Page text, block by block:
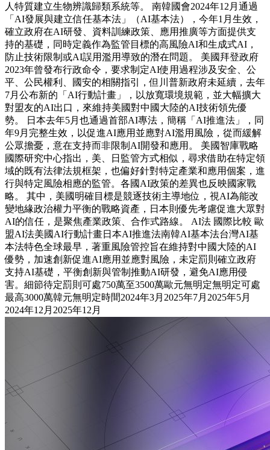
人特質建立生物辨識歸類系統等。 南韓國會2024年12月通過
「AI發展與建立信任基本法」（AI基本法），今年1月生效，
確立政府在AI研發、資料訓練政策、應用推廣等方面提供支
持的基礎，同時定義作為監管目標的高風險AI和生成式AI，
防止技術限制或AI誤用濫用導致的潛在問題。 美國拜登政府
2023年曾發布行政命令，要求制定AI使用過程涉及安全、公
平、公民權利、國安的相關指引，但川普新政府未延續，去年
7月公布新的「AI行動計畫」，以放寬環境規範，並大幅擴大
對盟友的AI出口，來維持美國對中國大陸的AI技術領先優
勢。 日本去年5月也通過首部AI專法，簡稱「AI推進法」，同
年9月完整生效，以促進AI應用並應對AI濫用風險，從而緩解
公眾擔憂，意在支持而非限制AI開發和應用。 美國智庫戰略
國際研究中心指出，美、日監管方式相似，尋求借助在特定領
域的既有法律法規框架，也偏好針對特定產業和應用個案，進
行與特定風險相應的監管。各國AI政策的差異也反映國家戰
略。 其中，美國明確目標是競逐技術主導地位，視AI為能改
變地緣政治權力平衡的戰略資產，日本則優先考慮促進大眾對
AI的信任，是聚焦產業政策、合作式路線。 AI法 國際比較 歐
盟AI法美國AI行動計畫日本AI推進法南韓AI基本法台灣AI基
本法特色全球最早，著重風險管控旨在維持對中國大陸的AI
優勢，加速創新促進AI應用並應對風險，未定罰則確立政府
支持AI基礎，平衡創新與管制推動AI研發，避免AI應用侵
害。細節待定罰則可處750萬至3500萬歐元無明定無明定可處
最高3000萬韓元無明定時間2024年3月2025年7月2025年5月
2024年12月2025年12月